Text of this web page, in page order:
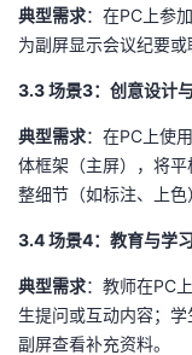
​典型需求​：在PC上参
为副屏显示会议纪要或
3.3 场景3：创意设计
​典型需求​：在PC上使
体框架（主屏），将
整细节（如标注、上色
3.4 场景4：教育与学习
​典型需求​：教师在PC
生提问或互动内容；
副屏查看补充资料。